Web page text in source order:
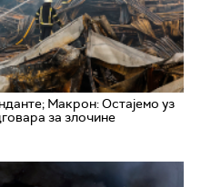
Макрон: Остајемо уз
за злочине